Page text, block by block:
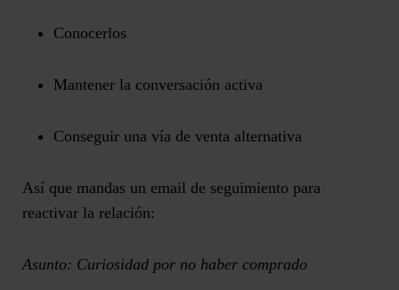
Conocerlos
Mantener la conversación activa
Conseguir una vía de venta alternativa
Así que mandas un email de seguimiento para
reactivar la relación:
Asunto: Curiosidad por no haber comprado